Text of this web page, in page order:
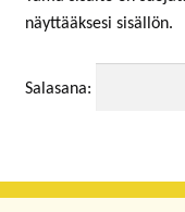
MATKAMUISTOT
VUOKRATTAVAT
näyttääksesi sisällön.
Salasana: